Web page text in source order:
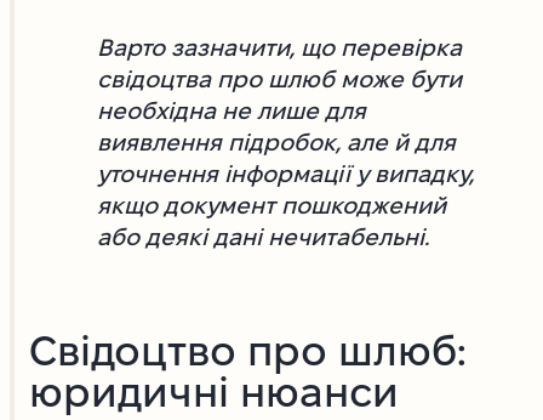
Варто зазначити, що перевірка
свідоцтва про шлюб може бути
необхідна не лише для
виявлення підробок, але й для
уточнення інформації у випадку,
якщо документ пошкоджений
або деякі дані нечитабельні.
Свідоцтво про шлюб:
юридичні нюанси